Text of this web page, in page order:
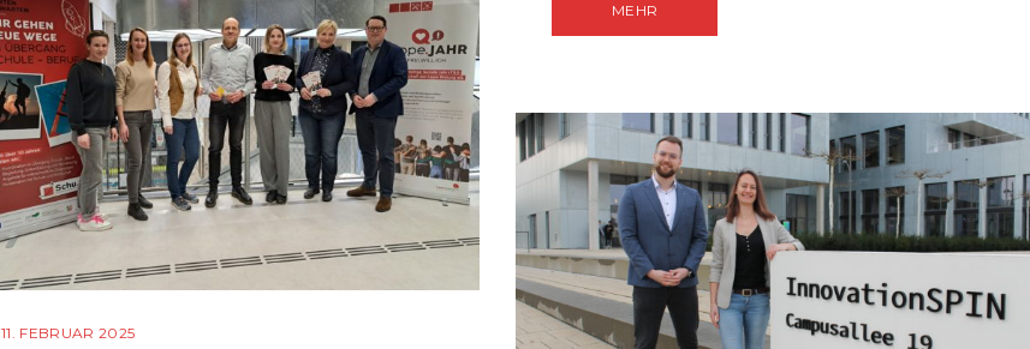
11. FEBRUAR 2025
MEHR